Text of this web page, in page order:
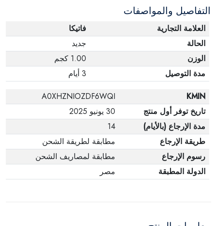
التفاصيل والمواصفات
العلامة التجارية
فاتيكا
الحالة
جديد
الوزن
1.00 كجم
مدة التوصيل
3 أيام
KMIN
A0XHZNIOZDF6WQI
تاريخ توفر أول منتج
30 يونيو 2025
مدة الإرجاع (بالأيام)
14
طريقة الإرجاع
مطابقة لطريقة الشحن
رسوم الإرجاع
مطابقة لمصاريف الشحن
الدولة المطبقة
مصر